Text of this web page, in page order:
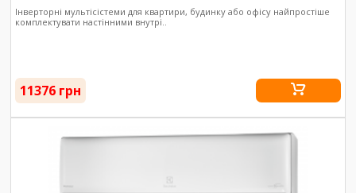
Інверторні мультісістеми для квартири, будинку або офісу найпростіше
комплектувати настінними внутрі..
11376 грн